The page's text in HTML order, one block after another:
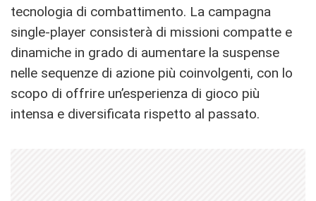
tecnologia di combattimento. La campagna
single-player consisterà di missioni compatte e
dinamiche in grado di aumentare la suspense
nelle sequenze di azione più coinvolgenti, con lo
scopo di offrire un’esperienza di gioco più
intensa e diversificata rispetto al passato.